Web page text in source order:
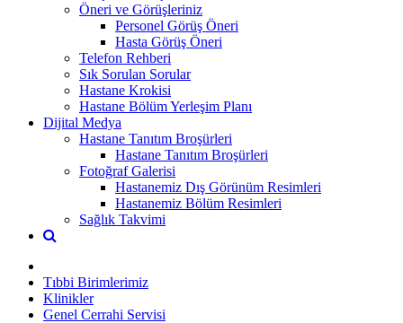
Öneri ve Görüşleriniz
Personel Görüş Öneri
Hasta Görüş Öneri
Telefon Rehberi
Sık Sorulan Sorular
Hastane Krokisi
Hastane Bölüm Yerleşim Planı
Dijital Medya
Hastane Tanıtım Broşürleri
Hastane Tanıtım Broşürleri
Fotoğraf Galerisi
Hastanemiz Dış Görünüm Resimleri
Hastanemiz Bölüm Resimleri
Sağlık Takvimi
Tıbbi Birimlerimiz
Klinikler
Genel Cerrahi Servisi